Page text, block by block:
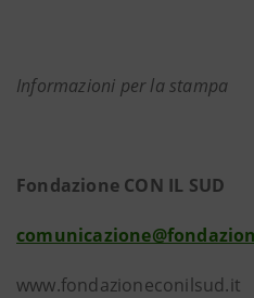
Informazioni per la stampa
Fondazione CON IL SUD
www.fondazioneconilsud.it